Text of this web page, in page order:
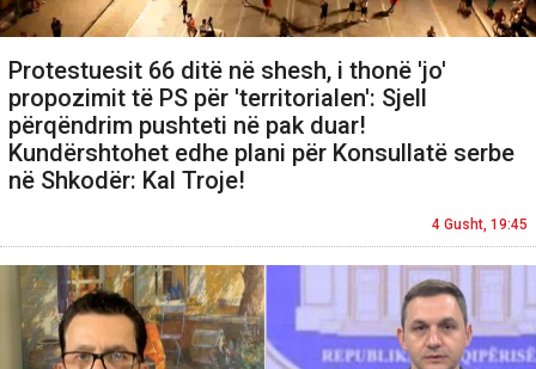
Protestuesit 66 ditë në shesh, i thonë 'jo'
propozimit të PS për 'territorialen': Sjell
përqëndrim pushteti në pak duar!
Kundërshtohet edhe plani për Konsullatë serbe
në Shkodër: Kal Troje!
4 Gusht, 19:45